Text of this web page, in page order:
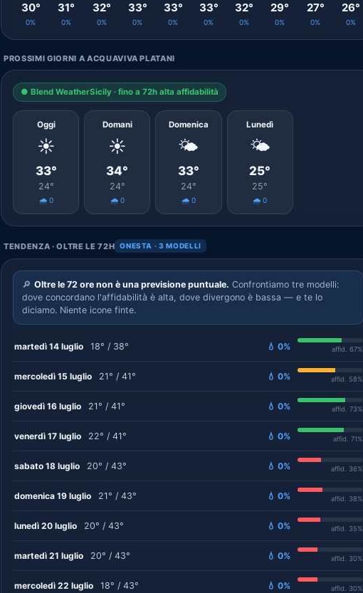
30°
0%
31°
0%
32°
0%
33°
0%
33°
0%
33°
0%
32°
0%
29°
0%
27°
0%
26°
0%
PROSSIMI GIORNI A ACQUAVIVA PLATANI
● Blend WeatherSicily · fino a 72h alta affidabilità
Oggi
☀️
33°
24°
🌧️ 0
Domani
☀️
34°
24°
🌧️ 0
Domenica
🌤️
33°
24°
🌧️ 0
Lunedì
🌤️
25°
25°
🌧️ 0
TENDENZA · OLTRE LE 72H ONESTA · 3 MODELLI
🔎 Oltre le 72 ore non è una previsione puntuale. Confrontiamo tre modelli:
dove concordano l'affidabilità è alta, dove divergono è bassa — e te lo
diciamo. Niente icone finte.
martedì 14 luglio 18° / 38° 💧 0% affid. 67%
mercoledì 15 luglio 21° / 41° 💧 0% affid. 58%
giovedì 16 luglio 21° / 41° 💧 0% affid. 73%
venerdì 17 luglio 22° / 41° 💧 0% affid. 71%
sabato 18 luglio 20° / 43° 💧 0% affid. 36%
domenica 19 luglio 21° / 43° 💧 0% affid. 38%
lunedì 20 luglio 20° / 43° 💧 0% affid. 35%
martedì 21 luglio 20° / 43° 💧 0% affid. 30%
mercoledì 22 luglio 18° / 43° 💧 0% affid. 30%